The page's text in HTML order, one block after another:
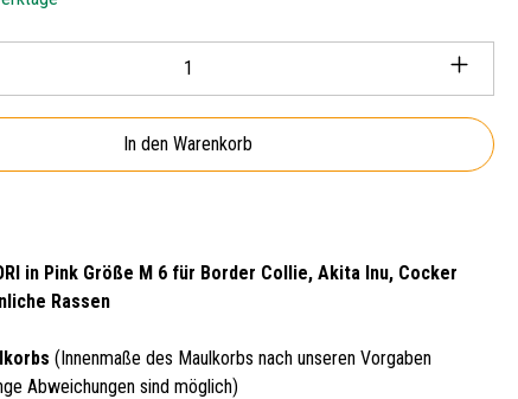
Gib den gewünschten Wert ein oder
In den Warenkorb
in Pink Größe M 6 für Border Collie, Akita Inu, Cocker
Rassen
(Innenmaße des Maulkorbs nach unseren Vorgaben
Abweichungen sind möglich)